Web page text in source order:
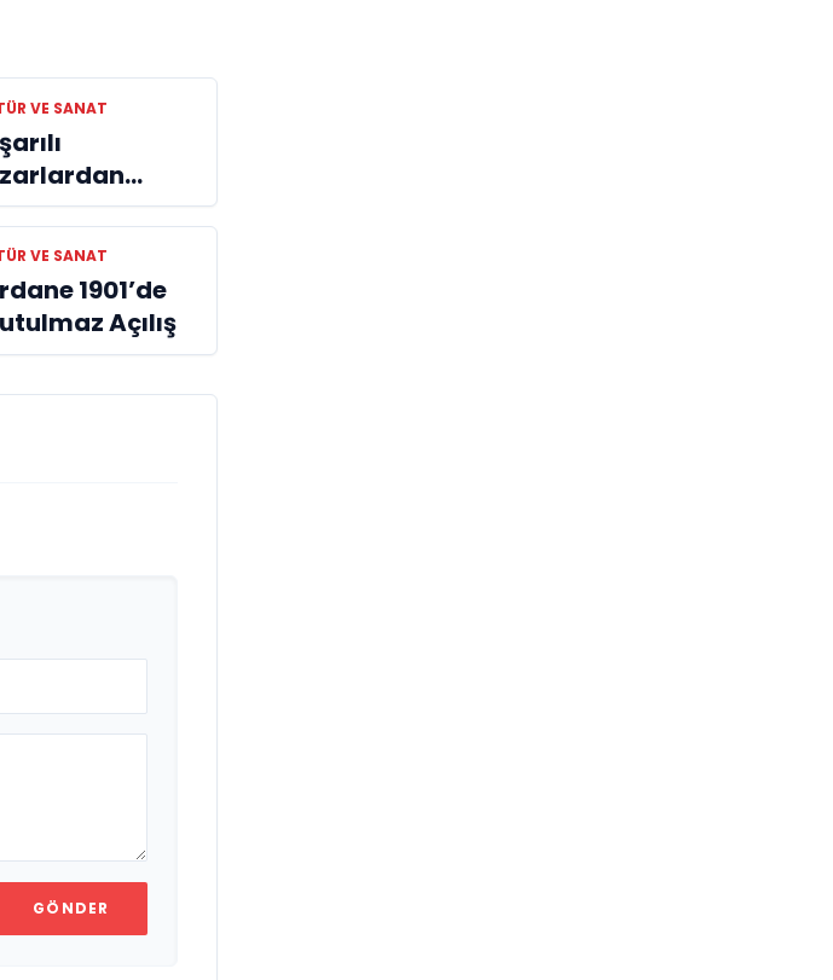
VE SANAT
Savaş’tan
kitabı
yerini
VE SANAT
1901’de
Açılış
GÖNDER